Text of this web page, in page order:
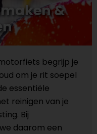
&
begrijp je
om je rit soepel
essentiële
reinigen van je
Bij
daarom een